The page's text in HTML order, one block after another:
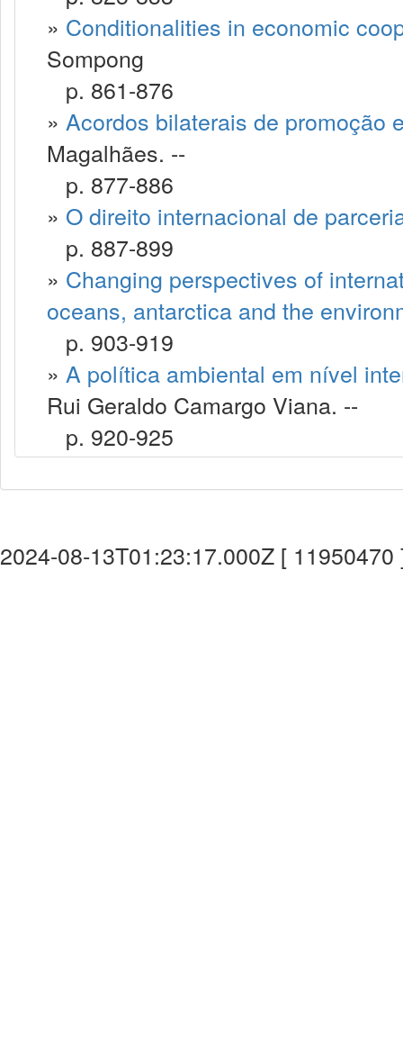
» Conditionalities in economic
Sompong
p. 861-876
» Acordos bilaterais de promoção
Magalhães. --
p. 877-886
» O direito internacional de
p. 887-899
» Changing perspectives of
oceans, antarctica and the
p. 903-919
» A política ambiental em nível
Rui Geraldo Camargo Viana. --
p. 920-925
2024-08-13T01:23:17.000Z [ 11950470